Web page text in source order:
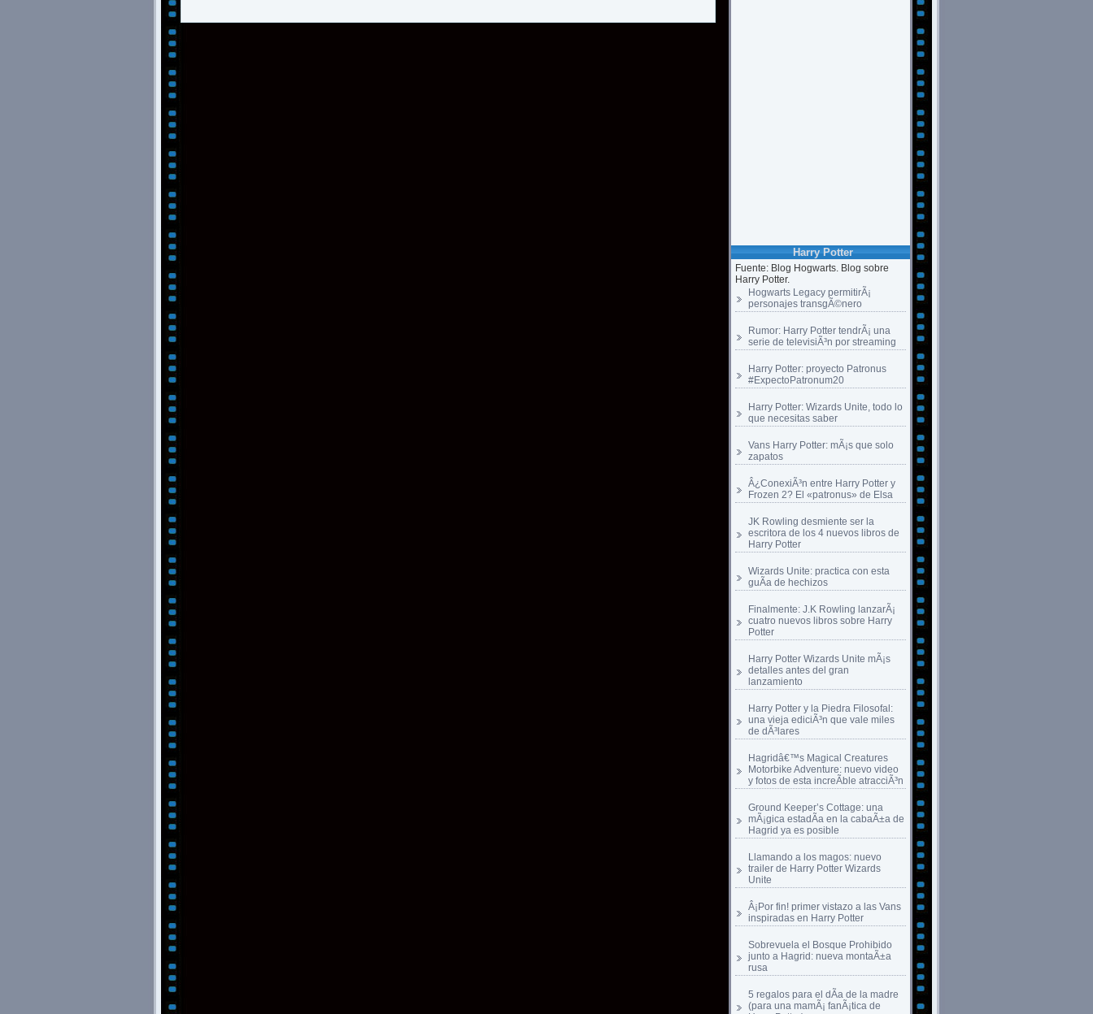
Harry Potter
Fuente: Blog Hogwarts. Blog sobre
Harry Potter.
Hogwarts Legacy permitirÃ¡
personajes transgÃ©nero
Rumor: Harry Potter tendrÃ¡ una
serie de televisiÃ³n por streaming
Harry Potter: proyecto Patronus
#ExpectoPatronum20
Harry Potter: Wizards Unite, todo lo
que necesitas saber
Vans Harry Potter: mÃ¡s que solo
zapatos
Â¿ConexiÃ³n entre Harry Potter y
Frozen 2? El «patronus» de Elsa
JK Rowling desmiente ser la
escritora de los 4 nuevos libros de
Harry Potter
Wizards Unite: practica con esta
guÃ­a de hechizos
Finalmente: J.K Rowling lanzarÃ¡
cuatro nuevos libros sobre Harry
Potter
Harry Potter Wizards Unite mÃ¡s
detalles antes del gran
lanzamiento
Harry Potter y la Piedra Filosofal:
una vieja ediciÃ³n que vale miles
de dÃ³lares
Hagridâ€™s Magical Creatures
Motorbike Adventure: nuevo video
y fotos de esta increÃ­ble atracciÃ³n
Ground Keeper’s Cottage: una
mÃ¡gica estadÃ­a en la cabaÃ±a de
Hagrid ya es posible
Llamando a los magos: nuevo
trailer de Harry Potter Wizards
Unite
Â¡Por fin! primer vistazo a las Vans
inspiradas en Harry Potter
Sobrevuela el Bosque Prohibido
junto a Hagrid: nueva montaÃ±a
rusa
5 regalos para el dÃ­a de la madre
(para una mamÃ¡ fanÃ¡tica de